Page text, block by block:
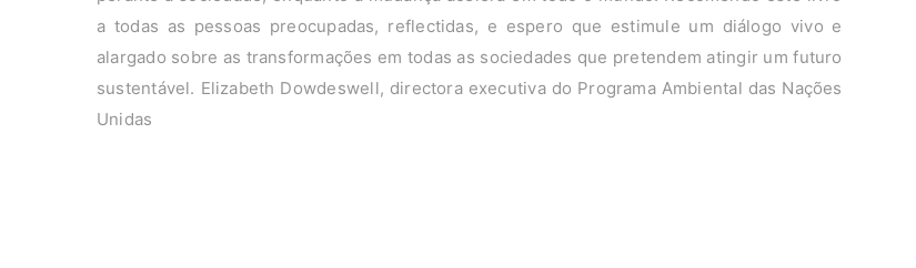
a todas as pessoas preocupadas, reflectidas, e espero que estimule um diálogo vivo e
alargado sobre as transformações em todas as sociedades que pretendem atingir um futuro
sustentável. Elizabeth Dowdeswell, directora executiva do Programa Ambiental das Nações
Unidas